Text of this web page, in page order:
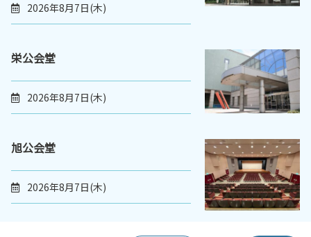
2026年8月7日(木)
栄公会堂
2026年8月7日(木)
旭公会堂
2026年8月7日(木)